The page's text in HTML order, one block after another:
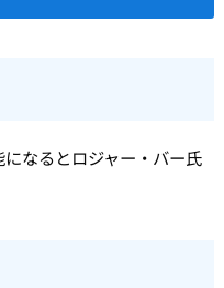
なるとロジャー・バー氏